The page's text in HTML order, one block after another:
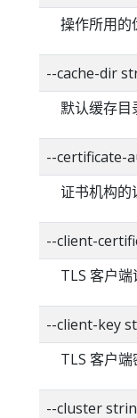
操作所用的
--cache-dir
默认缓存目
--certificate-
证书机构的
--client-
TLS 客户端
--client-key
TLS 客户端
--cluster